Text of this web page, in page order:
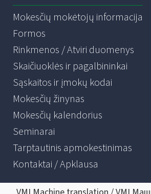
Mokesčių mokėtojų informacija
Formos
Rinkmenos / Atviri duomenys
Skaičiuoklės ir pagalbininkai
Sąskaitos ir įmokų kodai
Mokesčių žinynas
Mokesčių kalendorius
Seminarai
Tarptautinis apmokestinimas
Kontaktai / Apklausa